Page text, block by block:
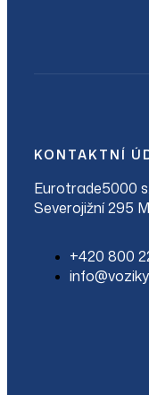
KONTAKTNÍ
Eurotrade5000
Severojižní 295
+420 800